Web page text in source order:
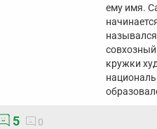
ему имя.
кружки
5 0